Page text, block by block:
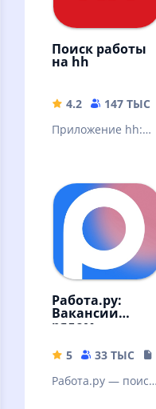
Поиск работы
на hh
4.2 147 ТЫС
Приложение hh:
Работа.ру:
Вакансии
рядом
5 33 ТЫС
Работа.ру — поиск